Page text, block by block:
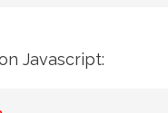
Javascript: